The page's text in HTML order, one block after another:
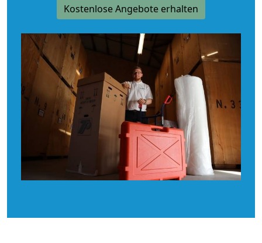
Kostenlose Angebote erhalten